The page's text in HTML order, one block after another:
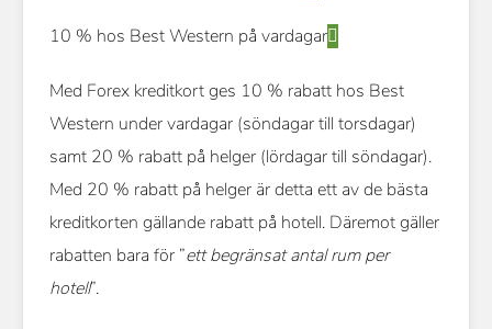
10 % hos Best Western på vardagar
Med Forex kreditkort ges 10 % rabatt hos Best
Western under vardagar (söndagar till torsdagar)
samt 20 % rabatt på helger (lördagar till söndagar).
Med 20 % rabatt på helger är detta ett av de bästa
kreditkorten gällande rabatt på hotell. Däremot gäller
rabatten bara för ”ett begränsat antal rum per
hotell”.